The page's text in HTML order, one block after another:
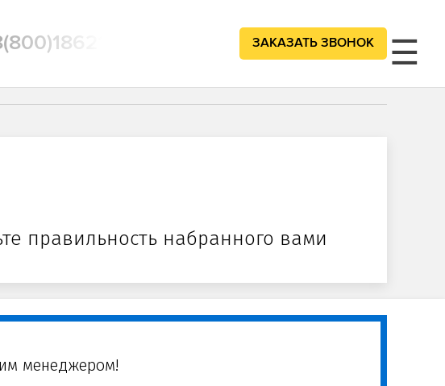
ЗАКАЗАТЬ ЗВОНОК
правильность набранного вами
менеджером!
☰